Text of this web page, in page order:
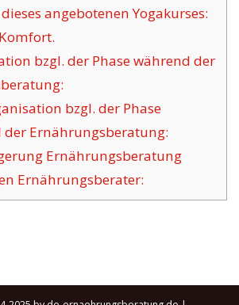
angebotenen Yogakurses:
bzgl. der Phase während der
bzgl. der Phase
der Ernährungsberatung:
Ernährungsberatung
Ernährungsberater: